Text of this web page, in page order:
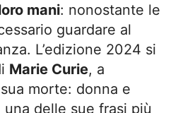
mani: nonostante le
guardare al
L’edizione 2024 si
Marie Curie, a
morte: donna e
delle sue frasi più